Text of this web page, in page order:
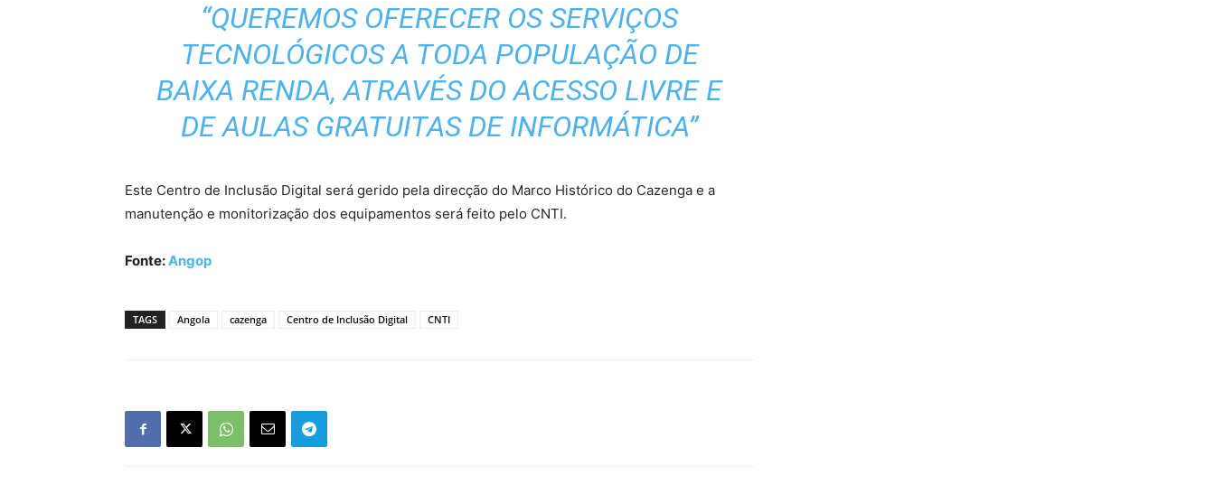
“QUEREMOS OFERECER OS SERVIÇOS
TECNOLÓGICOS A TODA POPULAÇÃO DE
BAIXA RENDA, ATRAVÉS DO ACESSO LIVRE E
DE AULAS GRATUITAS DE INFORMÁTICA”
Este Centro de Inclusão Digital será gerido pela direcção do Marco Histórico do Cazenga e a
manutenção e monitorização dos equipamentos será feito pelo CNTI.
Fonte:Angop
TAGS Angola cazenga Centro de Inclusão Digital CNTI